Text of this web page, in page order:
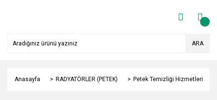
ARA
Anasayfa RADYATÖRLER (PETEK) Petek Temizliği Hizmetleri